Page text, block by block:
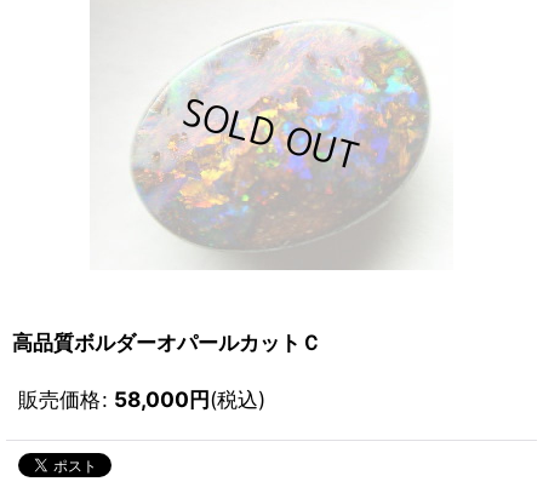
高品質ボルダーオパールカットＣ
販売価格: 58,000円(税込)